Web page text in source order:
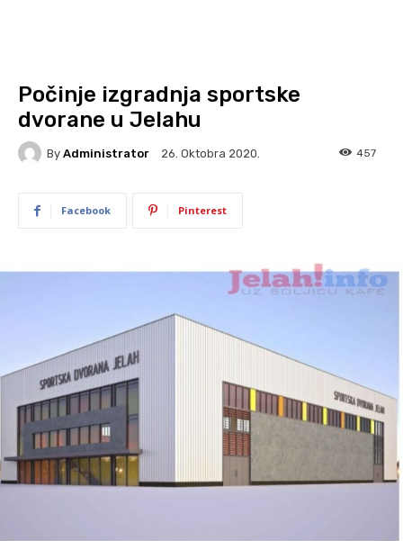
Počinje izgradnja sportske
dvorane u Jelahu
By Administrator 26. Oktobra 2020. 457
Facebook Pinterest